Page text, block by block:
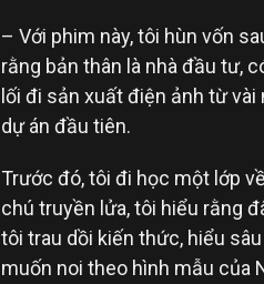
– Với phim này, tôi hùn vốn
rằng bản thân là nhà đầu tư,
lối đi sản xuất điện ảnh từ
dự án đầu tiên.
Trước đó, tôi đi học một lớp
chú truyền lửa, tôi hiểu rằng
tôi trau dồi kiến thức, hiểu
muốn noi theo hình mẫu của